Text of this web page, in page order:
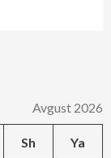
Avgust 2026
Sh Ya